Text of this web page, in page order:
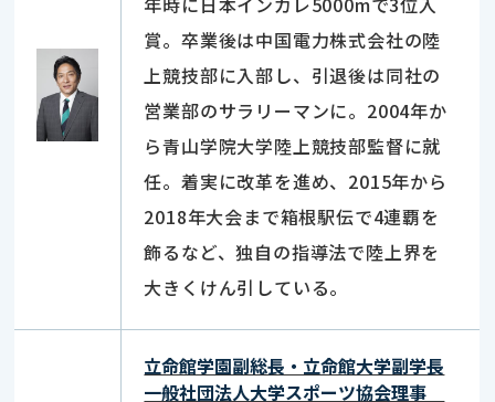
賞。卒業後は中国電力株式会社の陸
上競技部に入部し、引退後は同社の
営業部のサラリーマンに。2004年か
ら青山学院大学陸上競技部監督に就
任。着実に改革を進め、2015年から
2018年大会まで箱根駅伝で4連覇を
飾るなど、独自の指導法で陸上界を
大きくけん引している。
立命館学園副総長・立命館大学副学長
一般社団法人大学スポーツ協会理事